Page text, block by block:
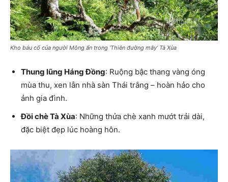
Kho báu cổ của người Mông ẩn trong ‘Thiên đường mây’ Tà Xùa
Thung lũng Háng Đồng: Ruộng bậc thang vàng óng
mùa thu, xen lẫn nhà sàn Thái trắng – hoàn hảo cho
ảnh gia đình.
Đồi chè Tà Xùa: Những thửa chè xanh mướt trải dài,
đặc biệt đẹp lúc hoàng hôn.